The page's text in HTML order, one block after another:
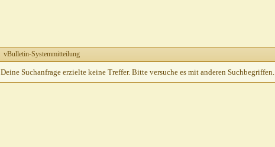
vBulletin-Systemmitteilung
Deine Suchanfrage erzielte keine Treffer. Bitte versuche es mit anderen Suchbegriffen.